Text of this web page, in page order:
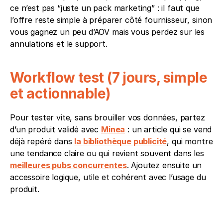
ce n’est pas “juste un pack marketing” : il faut que
l’offre reste simple à préparer côté fournisseur, sinon
vous gagnez un peu d’AOV mais vous perdez sur les
annulations et le support.
Workflow test (7 jours, simple
et actionnable)
Pour tester vite, sans brouiller vos données, partez
d’un produit validé avec Minea : un article qui se vend
déjà repéré dans la bibliothèque publicité, qui montre
meilleures pubs concurrentes. Ajoutez ensuite un
accessoire logique, utile et cohérent avec l’usage du
produit.